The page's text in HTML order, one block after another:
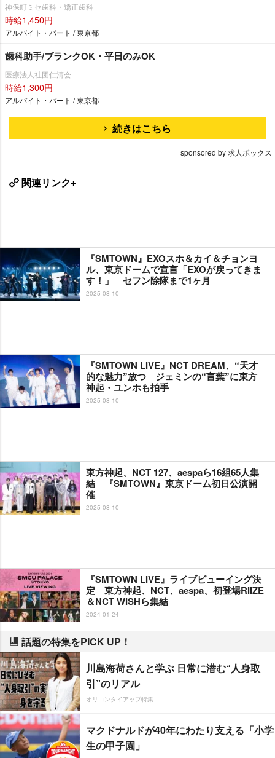
神保町ミセ歯科・矯正歯科
時給1,450円
アルバイト・パート / 東京都
歯科助手/ブランクOK・平日のみOK
医療法人社団仁清会
時給1,300円
アルバイト・パート / 東京都
続きはこちら
sponsored by 求人ボックス
関連リンク+
『SMTOWN』EXOスホ＆カイ＆チョンヨ
ル、東京ドームで宣言「EXOが戻ってきま
す！」 セフン除隊まで1ヶ月
2025-08-10
『SMTOWN LIVE』NCT DREAM、“天才
的な魅力”放つ ジェミンの“言葉”に東方
神起・ユンホも拍手
2025-08-10
東方神起、NCT 127、aespaら16組65人集
結 『SMTOWN』東京ドーム初日公演開
催
2025-08-10
『SMTOWN LIVE』ライブビューイング決
定 東方神起、NCT、aespa、初登場RIIZE
＆NCT WISHら集結
2024-01-24
話題の特集をPICK UP！
川島海荷さんと学ぶ 日常に潜む“人身取
引”のリアル
オリコンタイアップ特集
マクドナルドが40年にわたり支える「小学
生の甲子園」